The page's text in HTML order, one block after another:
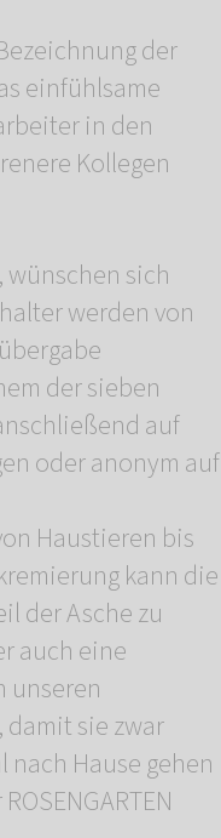
der
einfühlsame
in den
Kollegen
wünschen sich
werden von
der sieben
auf
oder anonym auf
Haustieren bis
kann die
der Asche zu
auch eine
unseren
sie zwar
Hause gehen